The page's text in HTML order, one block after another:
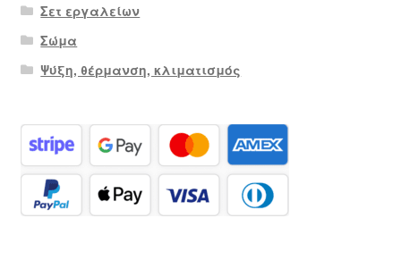
Σετ εργαλείων
Σώμα
Ψύξη, θέρμανση, κλιματισμός